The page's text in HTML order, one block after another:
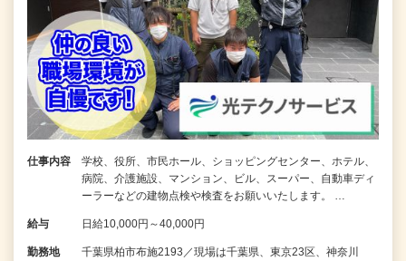
仕事内容
学校、役所、市民ホール、ショッピングセンター、ホテル、
病院、介護施設、マンション、ビル、スーパー、自動車ディ
ーラーなどの建物点検や検査をお願いいたします。 …
給与 日給10,000円～40,000円
勤務地
千葉県柏市布施2193／現場は千葉県、東京23区、神奈川